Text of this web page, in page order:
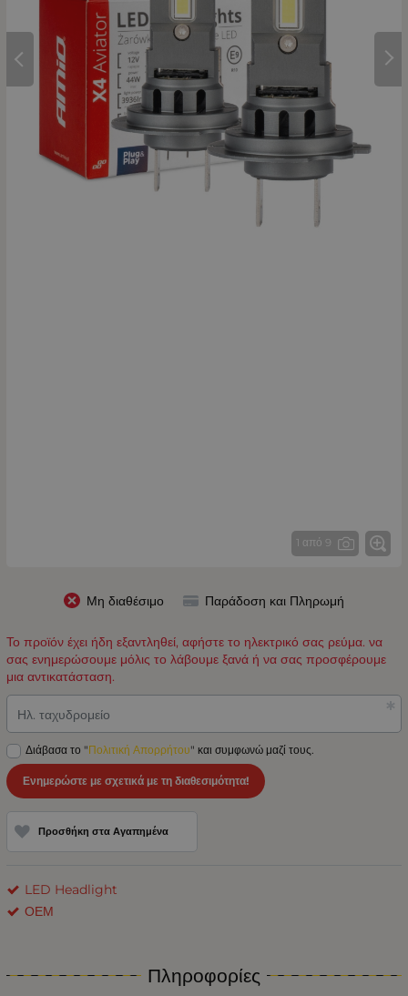
1 από 9
Μη διαθέσιμο Παράδοση και Πληρωμή
Το προϊόν έχει ήδη εξαντληθεί, αφήστε το ηλεκτρικό σας ρεύμα. να
σας ενημερώσουμε μόλις το λάβουμε ξανά ή να σας προσφέρουμε
μια αντικατάσταση.
Ηλ. ταχυδρομείο
Διάβασα το "Πολιτική Απορρήτου" και συμφωνώ μαζί τους.
Ενημερώστε με σχετικά με τη διαθεσιμότητα!
Προσθήκη στα Αγαπημένα
LED Headlight
ΟΕΜ
Πληροφορίες